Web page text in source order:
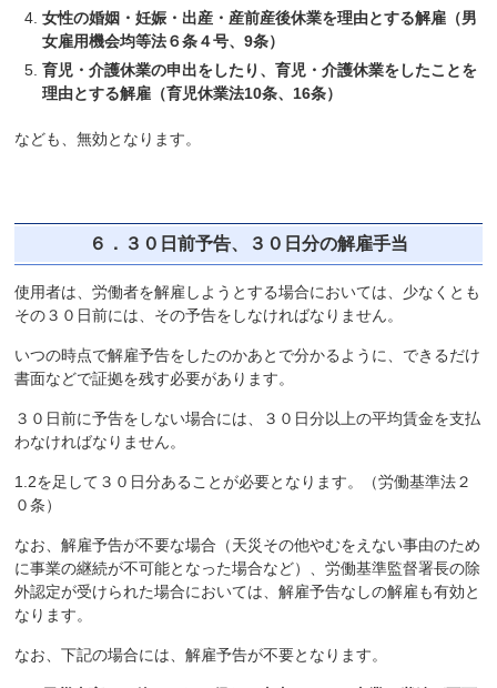
女性の婚姻・妊娠・出産・産前産後休業を理由とする解雇（男
女雇用機会均等法６条４号、9条）
育児・介護休業の申出をしたり、育児・介護休業をしたことを
理由とする解雇（育児休業法10条、16条）
なども、無効となります。
６．３０日前予告、３０日分の解雇手当
使用者は、労働者を解雇しようとする場合においては、少なくとも
その３０日前には、その予告をしなければなりません。
いつの時点で解雇予告をしたのかあとで分かるように、できるだけ
書面などで証拠を残す必要があります。
３０日前に予告をしない場合には、３０日分以上の平均賃金を支払
わなければなりません。
1.2を足して３０日分あることが必要となります。（労働基準法２
０条）
なお、解雇予告が不要な場合（天災その他やむをえない事由のため
に事業の継続が不可能となった場合など）、労働基準監督署長の除
外認定が受けられた場合においては、解雇予告なしの解雇も有効と
なります。
なお、下記の場合には、解雇予告が不要となります。